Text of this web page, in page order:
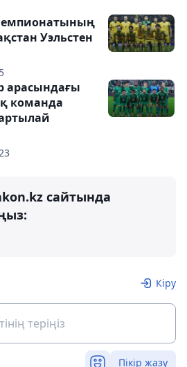
Уэльстен
арасындағы
команда
сайтында
Кіру
Пікір жазу